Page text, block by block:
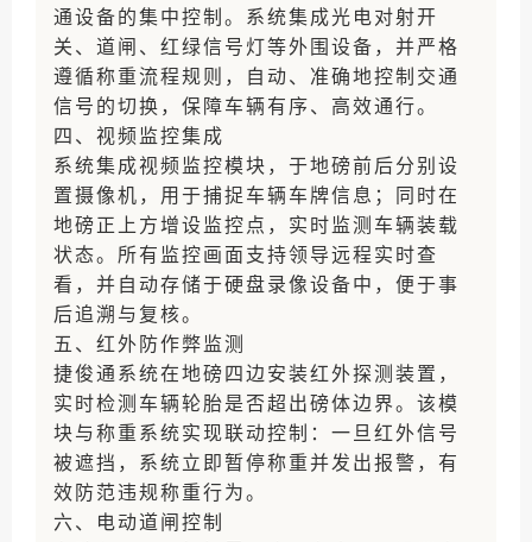
通设备的集中控制。系统集成光电对射开
关、道闸、红绿信号灯等外围设备，并严格
遵循称重流程规则，自动、准确地控制交通
信号的切换，保障车辆有序、高效通行。
四、视频监控集成
系统集成视频监控模块，于地磅前后分别设
置摄像机，用于捕捉车辆车牌信息；同时在
地磅正上方增设监控点，实时监测车辆装载
状态。所有监控画面支持领导远程实时查
看，并自动存储于硬盘录像设备中，便于事
后追溯与复核。
五、红外防作弊监测
捷俊通系统在地磅四边安装红外探测装置，
实时检测车辆轮胎是否超出磅体边界。该模
块与称重系统实现联动控制：一旦红外信号
被遮挡，系统立即暂停称重并发出报警，有
效防范违规称重行为。
六、电动道闸控制